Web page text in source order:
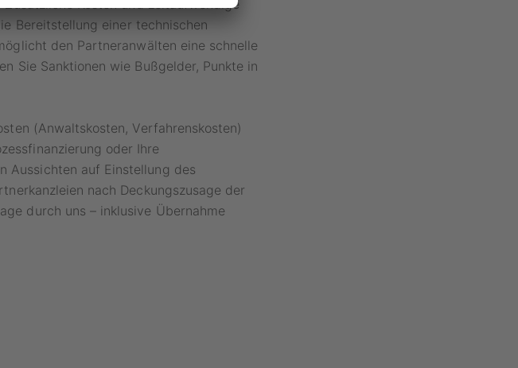
Zusätzliche Kosten und zeitaufwendige
Bereitstellung einer technischen
den Partneranwälten eine schnelle
Sie Sanktionen wie Bußgelder, Punkte in
(Anwaltskosten, Verfahrenskosten)
oder Ihre
Aussichten auf Einstellung des
nach Deckungszusage der
durch uns – inklusive Übernahme